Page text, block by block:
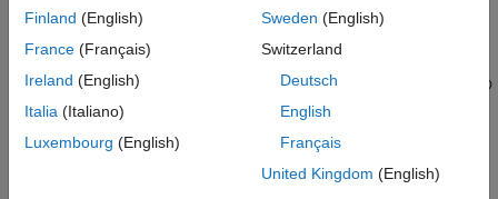
つまり、解析では、無効にするルーチンと有効にするルーチンの
間にある演算本体はアトミックで、まったく割り込むことはでき
Finland (English)
France (Français)
Ireland (English)
Italia (Italiano)
Luxembourg (English)
Sweden (English)
Switzerland
Deutsch
English
Français
United Kingdom (English)